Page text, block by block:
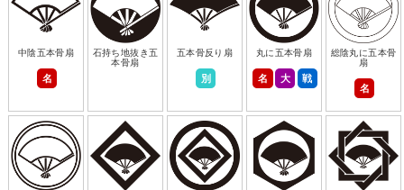
中陰五本骨扇
名
石持ち地抜き五
本骨扇
五本骨反り扇
別
丸に五本骨扇
名 大 戦
総陰丸に五本骨
扇
名